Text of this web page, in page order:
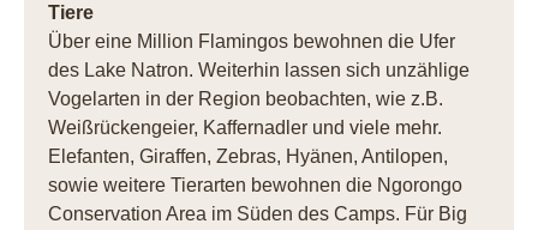
Tiere
Über eine Million Flamingos bewohnen die Ufer
des Lake Natron. Weiterhin lassen sich unzählige
Vogelarten in der Region beobachten, wie z.B.
Weißrückengeier, Kaffernadler und viele mehr.
Elefanten, Giraffen, Zebras, Hyänen, Antilopen,
sowie weitere Tierarten bewohnen die Ngorongo
Conservation Area im Süden des Camps. Für Big